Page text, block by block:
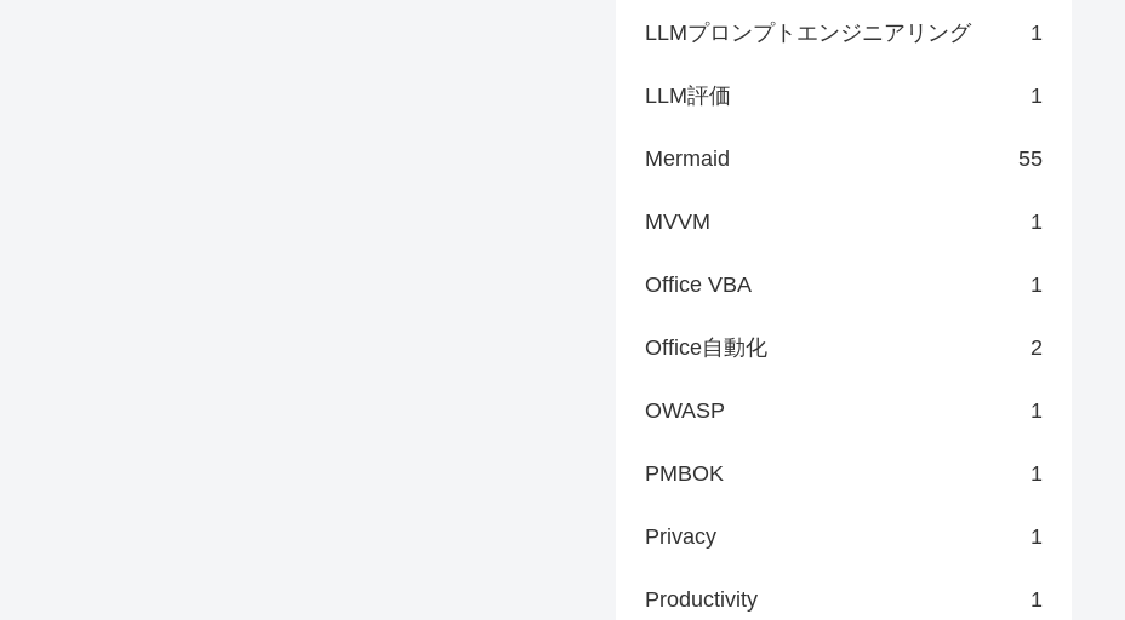
LLMプロンプトエンジニアリング 1
LLM評価 1
Mermaid 55
MVVM 1
Office VBA 1
Office自動化 2
OWASP 1
PMBOK 1
Privacy 1
Productivity 1